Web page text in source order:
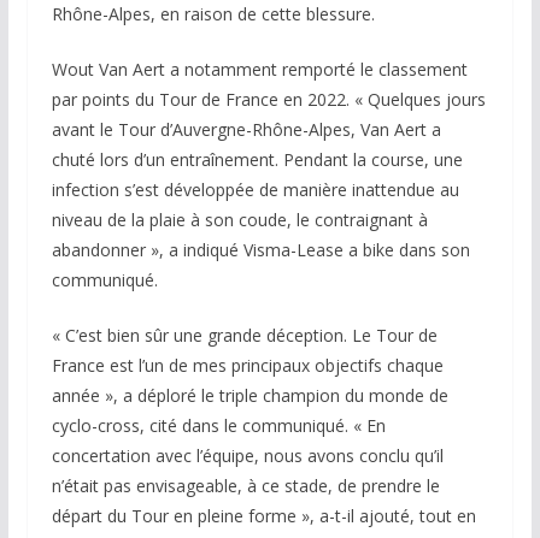
Rhône-Alpes, en raison de cette blessure.
Wout Van Aert a notamment remporté le classement
par points du Tour de France en 2022. « Quelques jours
avant le Tour d’Auvergne-Rhône-Alpes, Van Aert a
chuté lors d’un entraînement. Pendant la course, une
infection s’est développée de manière inattendue au
niveau de la plaie à son coude, le contraignant à
abandonner », a indiqué Visma-Lease a bike dans son
communiqué.
« C’est bien sûr une grande déception. Le Tour de
France est l’un de mes principaux objectifs chaque
année », a déploré le triple champion du monde de
cyclo-cross, cité dans le communiqué. « En
concertation avec l’équipe, nous avons conclu qu’il
n’était pas envisageable, à ce stade, de prendre le
départ du Tour en pleine forme », a-t-il ajouté, tout en